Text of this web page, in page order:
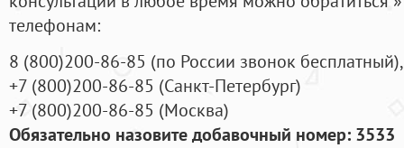
телефонам:
8 (800)200-86-85 (по России звонок бесплатный),
+7 (800)200-86-85 (Санкт-Петербург)
+7 (800)200-86-85 (Москва)
Обязательно назовите добавочный номер: 3533